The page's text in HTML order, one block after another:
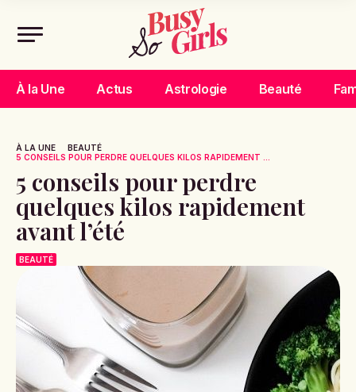
À la Une Actus Astrologie Beauté
À LA UNE
BEAUTÉ
5 CONSEILS POUR PERDRE QUELQUES KILOS RAPIDEMENT ...
5 conseils pour perdre
quelques kilos rapidement
avant l’été
BEAUTÉ